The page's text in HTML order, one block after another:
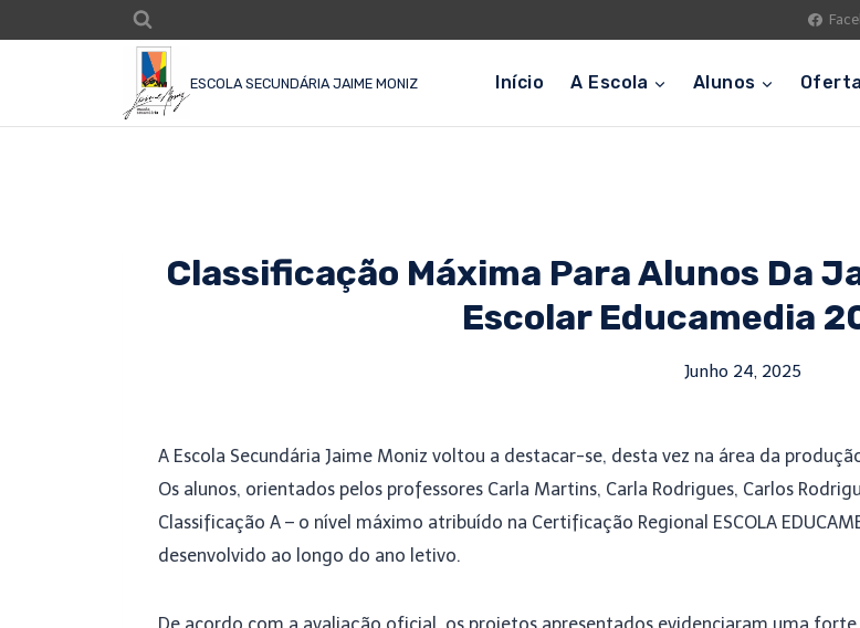
ESCOLA SECUNDÁRIA JAIME MONIZ Início A Escola Alunos
Classificação Máxima Para Alunos Da
Escolar Educamedia
Junho 24, 2025
A Escola Secundária Jaime Moniz voltou a destacar-se, desta vez na área da
Os alunos, orientados pelos professores Carla Martins, Carla Rodrigues, Carlos
Classificação A – o nível máximo atribuído na Certificação Regional ESCOLA
desenvolvido ao longo do ano letivo.